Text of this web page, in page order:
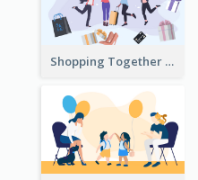
Shopping Together Illustration